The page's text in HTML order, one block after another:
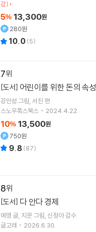
감)
5% 13,300원
280원
10.0 (5)
7
[도서] 어린이를 위한 돈의 속성
강인성 그림 서진 편
스노우폭스북스
2024.4.22.
10% 13,500원
750원
9.8 (87)
8
[도서] 다 안다 경제
예영 글 지문그림 신정아감수
글고래
2026.6.30.